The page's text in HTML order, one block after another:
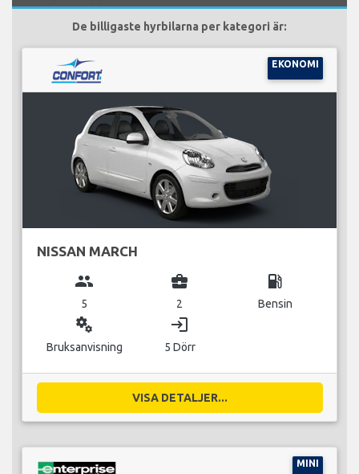
De billigaste hyrbilarna per kategori är:
EKONOMI
NISSAN MARCH
group
5
business_center
2
local_gas_station
Bensin
miscellaneous_services
Bruksanvisning
login
5 Dörr
VISA DETALJER...
MINI